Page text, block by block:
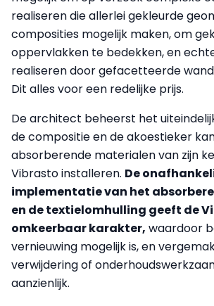
realiseren die allerlei gekleurde
composities mogelijk maken, om
oppervlakken te bedekken, en
realiseren door gefacetteerde
Dit alles voor een redelijke prijs.
De architect beheerst het
de compositie en de akoestieker
absorberende materialen van zijn
Vibrasto installeren. De
implementatie van het
en de textielomhulling geeft de
omkeerbaar karakter, waardoor
vernieuwing mogelijk is, en
verwijdering of
aanzienlijk.